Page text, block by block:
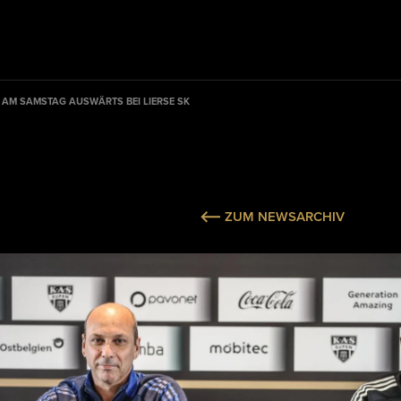
SAMSTAG AUSWÄRTS BEI LIERSE SK
ZUM NEWSARCHIV